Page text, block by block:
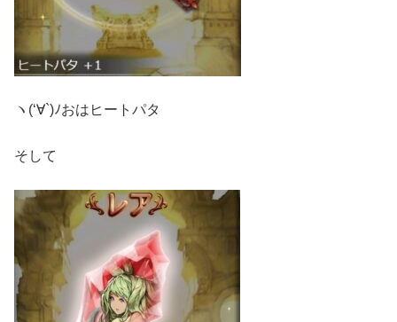
ヽ(‘∀`)ﾉおはヒートパタ
そして